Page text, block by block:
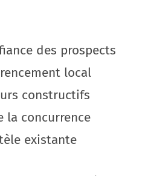
des prospects
local
constructifs
la concurrence
existante